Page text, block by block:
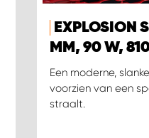
EXPLOSION
MM, 90 W,
Een moderne,
voorzien van een
straalt.